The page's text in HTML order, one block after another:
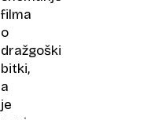
filma
o
dražgoški
bitki,
a
je